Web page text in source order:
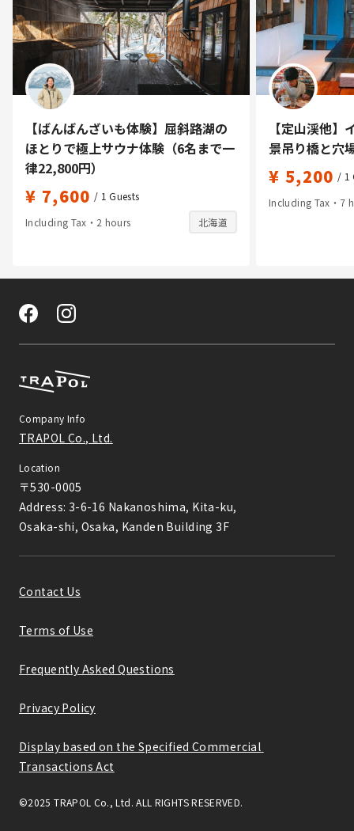
【ばんばんざいも体験】屈斜路湖の
ほとりで極上サウナ体験（6名まで一
律22,800円）
¥ 7,600 / 1 Guests
Including Tax・2 hours
北海道
【定山渓他
景吊り橋と穴
¥ 5,200 / 1
Including Tax・7
Company Info
TRAPOL Co., Ltd.
Location
〒530-0005
Address: 3-6-16 Nakanoshima, Kita-ku,
Osaka-shi, Osaka, Kanden Building 3F
Contact Us
Terms of Use
Frequently Asked Questions
Privacy Policy
Display based on the Specified Commercial
Transactions Act
©2025 TRAPOL Co., Ltd. ALL RIGHTS RESERVED.